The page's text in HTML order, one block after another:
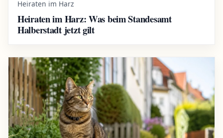
Heiraten im Harz
Heiraten im Harz: Was beim Standesamt
Halberstadt jetzt gilt